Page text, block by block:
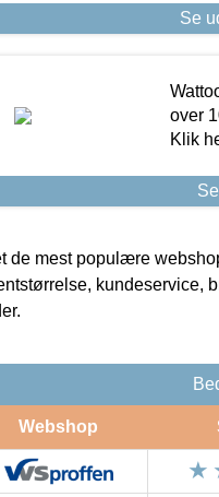
Se
over
Klik
de mest populære
kundeservice,
Webshop